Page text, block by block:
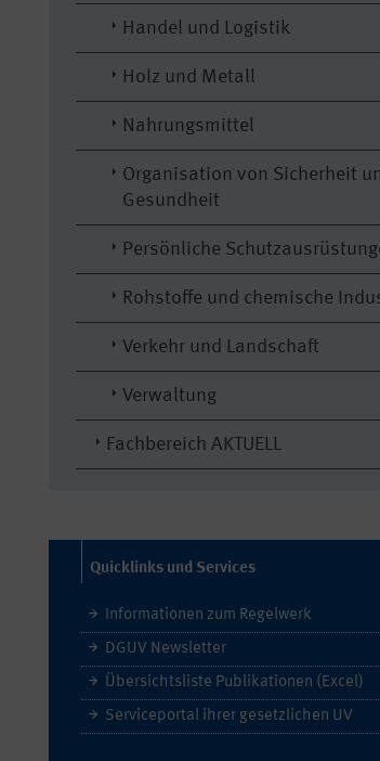
Handel und Logistik
Holz und Metall
Nahrungsmittel
Organisation von Sicherheit
Gesundheit
Persönliche
Rohstoffe und chemische
Verkehr und Landschaft
Verwaltung
Fachbereich AKTUELL
Quicklinks und Services
Informationen zum Regelwerk
DGUV Newsletter
Übersichtsliste Publikationen (Excel)
Serviceportal ihrer gesetzlichen UV